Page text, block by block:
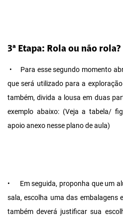
3ª Etapa: Rola ou não rola?
•
Para esse segundo momento
que será utilizado para a
também, divida a lousa em duas
exemplo abaixo: (Veja a tabela/
apoio anexo nesse plano de aula)
•
Em seguida, proponha que um
sala, escolha uma das embalagens
também deverá justificar sua